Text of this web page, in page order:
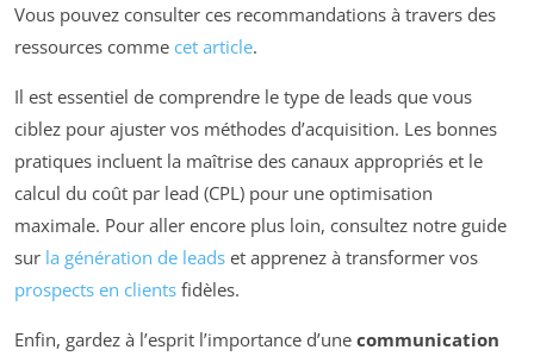
Vous pouvez consulter ces recommandations à travers des
ressources comme cet article.
Il est essentiel de comprendre le type de leads que vous
ciblez pour ajuster vos méthodes d’acquisition. Les bonnes
pratiques incluent la maîtrise des canaux appropriés et le
calcul du coût par lead (CPL) pour une optimisation
maximale. Pour aller encore plus loin, consultez notre guide
sur la génération de leads et apprenez à transformer vos
prospects en clients fidèles.
Enfin, gardez à l’esprit l’importance d’une communication